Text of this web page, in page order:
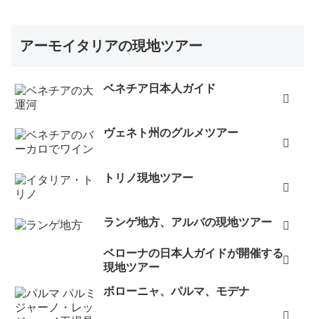
アーモイタリアの現地ツアー
ベネチア日本人ガイド
ヴェネト州のグルメツアー
トリノ現地ツアー
ランゲ地方、アルバの現地ツアー
ベローナの日本人ガイドが開催する
現地ツアー
ボローニャ、パルマ、モデナ